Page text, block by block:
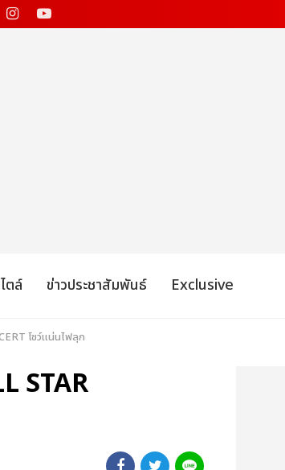
ตล์ ข่าวประชาสัมพันธ์ Exclusive
โชว์แน่นไฟลุก
STAR